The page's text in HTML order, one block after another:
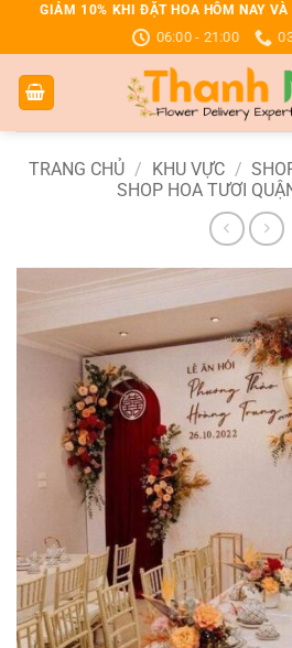
dung
GIẢM 10% KHI ĐẶT HOA HÔM NAY
06:00 - 21:00
TRANG CHỦ / KHU VỰC /
SHOP HOA TƯƠI